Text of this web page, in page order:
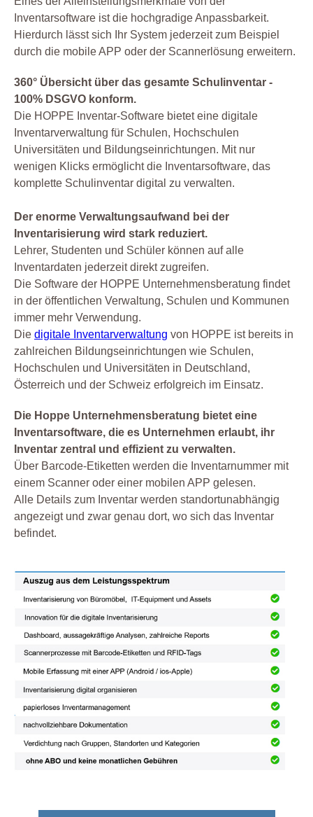
Inventarsoftware ist die hochgradige Anpassbarkeit.
Hierdurch lässt sich Ihr System jederzeit zum Beispiel
durch die mobile APP oder der Scannerlösung erweitern.
360° Übersicht über das gesamte Schulinventar -
100% DSGVO konform.
Die HOPPE Inventar-Software bietet eine digitale
Inventarverwaltung für Schulen, Hochschulen
Universitäten und Bildungseinrichtungen. Mit nur
wenigen Klicks ermöglicht die Inventarsoftware, das
komplette Schulinventar digital zu verwalten.
Der enorme Verwaltungsaufwand bei der
Inventarisierung wird stark reduziert.
Lehrer, Studenten und Schüler können auf alle
Inventardaten jederzeit direkt zugreifen.
Die Software der HOPPE Unternehmensberatung findet
in der öffentlichen Verwaltung, Schulen und Kommunen
immer mehr Verwendung.
Die digitale Inventarverwaltung von HOPPE ist bereits in
zahlreichen Bildungseinrichtungen wie Schulen,
Hochschulen und Universitäten in Deutschland,
Österreich und der Schweiz erfolgreich im Einsatz.
Die Hoppe Unternehmensberatung bietet eine
Inventarsoftware, die es Unternehmen erlaubt, ihr
Inventar zentral und effizient zu verwalten.
Über Barcode-Etiketten werden die Inventarnummer mit
einem Scanner oder einer mobilen APP gelesen.
Alle Details zum Inventar werden standortunabhängig
angezeigt und zwar genau dort, wo sich das Inventar
befindet.